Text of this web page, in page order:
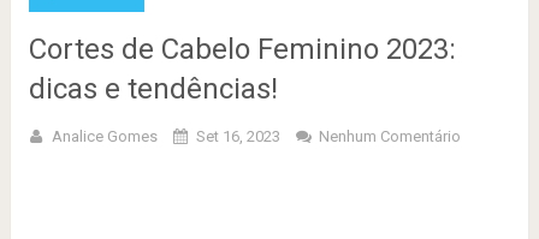
Cortes de Cabelo Feminino 2023:
dicas e tendências!
Analice Gomes Set 16, 2023 Nenhum Comentário